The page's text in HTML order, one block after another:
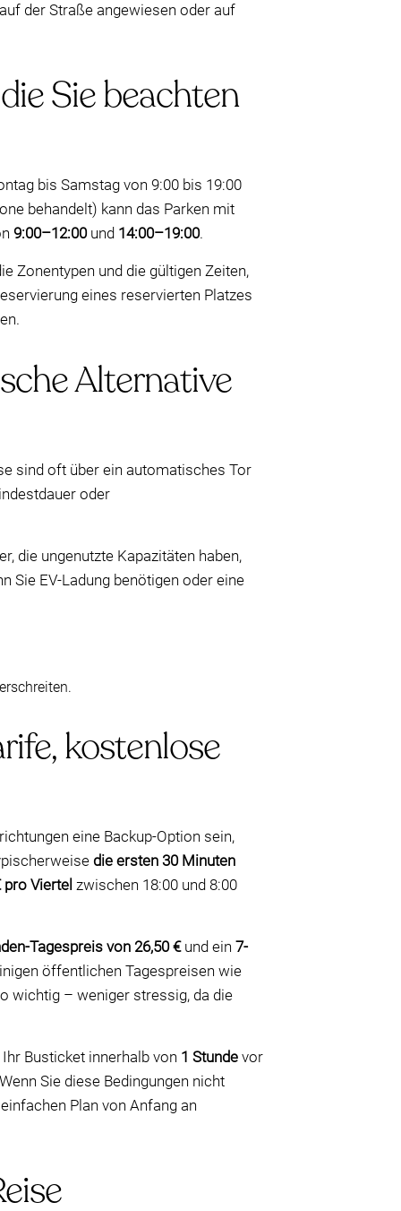
der Straße angewiesen oder auf
Sie beachten
bis Samstag von 9:00 bis 19:00
behandelt) kann das Parken mit
9:00–12:00und 14:00–19:00.
Zonentypen und die gültigen Zeiten,
eines reservierten Platzes
Alternative
sind oft über ein automatisches Tor
oder
die ungenutzte Kapazitäten haben,
Sie EV-Ladung benötigen oder eine
kostenlose
eine Backup-Option sein,
die ersten 30 Minuten
pro Viertel zwischen 18:00 und 8:00
Tagespreis von 26,50 €und ein 7-
öffentlichen Tagespreisen wie
wichtig – weniger stressig, da die
Busticket innerhalb von 1 Stunde vor
Sie diese Bedingungen nicht
Plan von Anfang an